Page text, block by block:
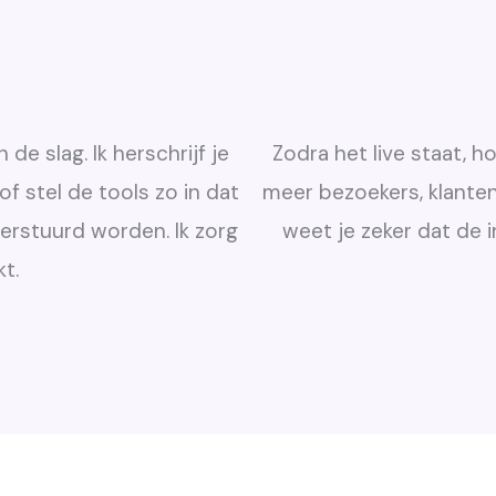
de slag. Ik herschrijf je
stel de tools zo in dat
worden. Ik zorg
Zodra het live staat,
meer bezoekers,
weet je zeker dat de